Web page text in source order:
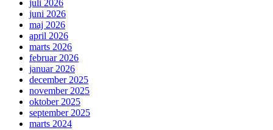
juli 2026
juni 2026
maj 2026
april 2026
marts 2026
februar 2026
januar 2026
december 2025
november 2025
oktober 2025
september 2025
marts 2024